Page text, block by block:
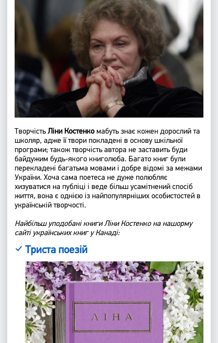
ТворчістьЛіни Костенко мабуть знає кожен дорослий та
школяр, адже її твори покладені в основу шкільної
програми; також творчість автора не заставить буди
байдужим будь-якого книголюба. Багато книг були
перекладені багатьма мовами і добре відомі за межами
України. Хоча сама поетеса не дуже полюбляє
хизуватися на публіці і веде більш усамітнений спосіб
життя, вона є однією із найпопулярніших особистостей в
українській творчості.
Найбільш уподобані книги Ліни Костенко на нашорму
сайті українських книг у Канаді:
Триста поезій